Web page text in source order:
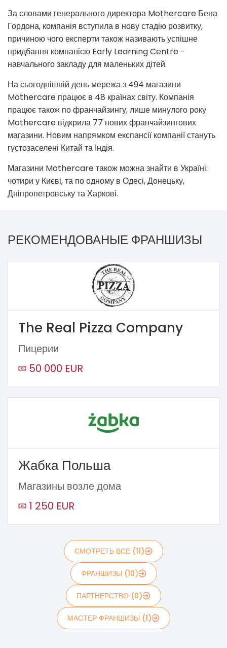
За словами генерального директора Mothercare Бена
Гордона, компанія вступила в нову стадію розвитку,
причиною чого експерти також називають успішне
придбання компанією Early Learning Centre -
навчального закладу для маленьких дітей.
На сьогоднішній день мережа з 494 магазини
Mothercare працює в 48 країнах світу. Компанія
працює також по франчайзингу, лише минулого року
Mothercare відкрила 77 нових франчайзингових
магазини. Новим напрямком експансії компанії стануть
густозаселені Китай та Індія.
Магазини Mothercare також можна знайти в Україні:
чотири у Києві, та по одному в Одесі, Донецьку,
Дніпропетровську та Харкові.
РЕКОМЕНДОВАНЫЕ ФРАНШИЗЫ
The Real Pizza Company
Пицерии
50 000 EUR
Жабка Польша
Магазины возле дома
1 250 EUR
СМОТРЕТЬ ВСЕ (11)
ФРАНШИЗЫ (10)
ПАРТНЕРСТВО (0)
МАСТЕР ФРАНШИЗЫ (1)